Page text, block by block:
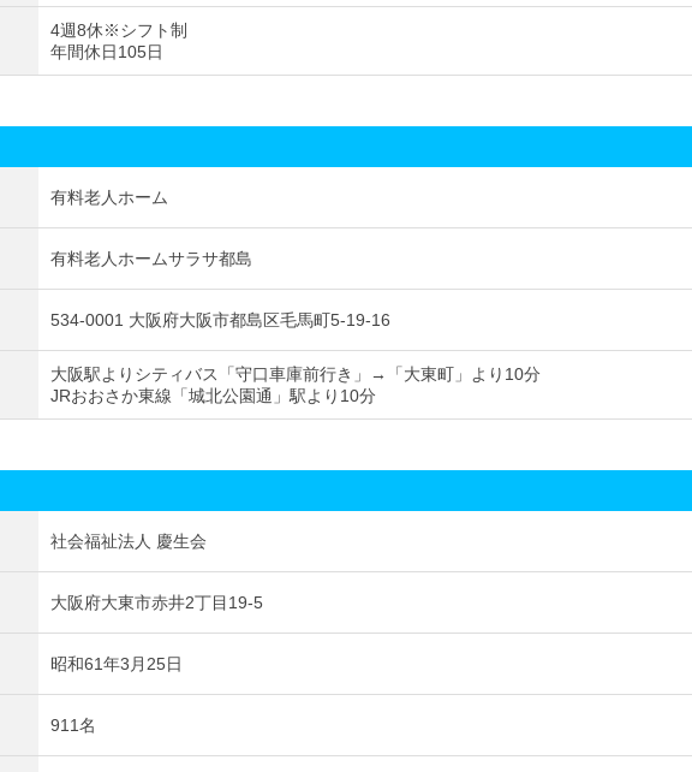
4週8休※シフト制
年間休日105日
有料老人ホーム
有料老人ホームサラサ都島
534-0001 大阪府大阪市都島区毛馬町5-19-16
大阪駅よりシティバス「守口車庫前行き」→「大東町」より10分
JRおおさか東線「城北公園通」駅より10分
社会福祉法人 慶生会
大阪府大東市赤井2丁目19-5
昭和61年3月25日
911名